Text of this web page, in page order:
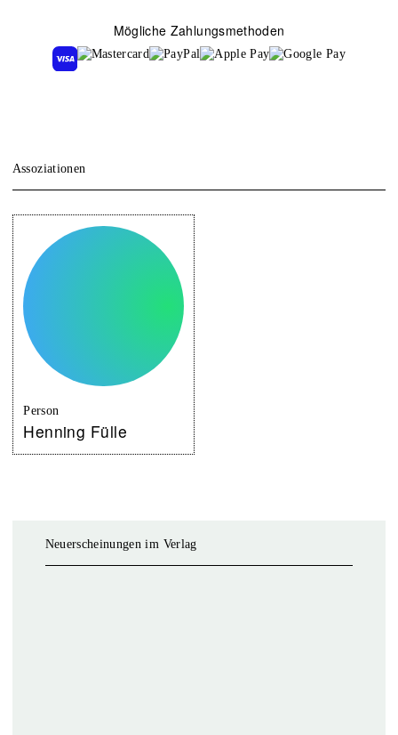
Mögliche Zahlungsmethoden
Assoziationen
Person
Henning Fülle
Neuerscheinungen im Verlag